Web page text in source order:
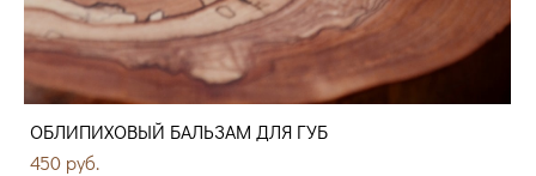
ОБЛИПИХОВЫЙ БАЛЬЗАМ ДЛЯ ГУБ
450 pуб.